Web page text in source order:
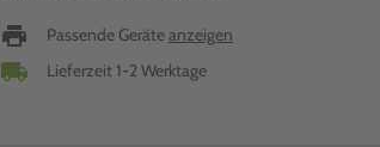
print Passende Geräteanzeigen
local_shipping Lieferzeit 1-2 Werktage